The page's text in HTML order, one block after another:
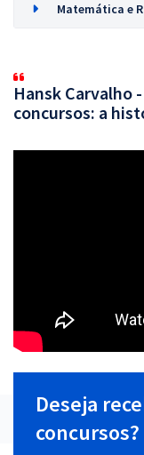
Matemática e
Hansk Carvalho
concursos: a
Deseja
concursos?